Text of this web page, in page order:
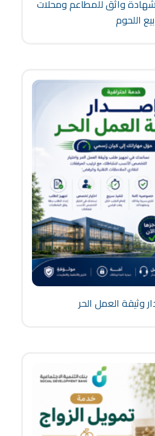
واثق للمطاعم ومحلات
بيع اللحوم
وثيقة العمل الحر